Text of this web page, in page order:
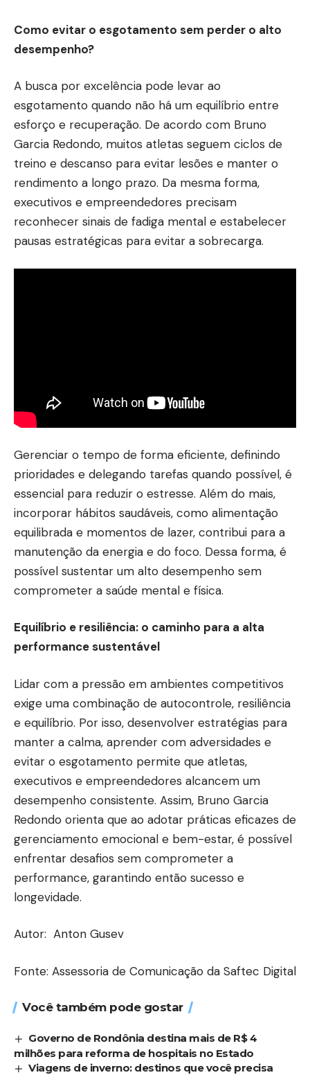
Como evitar o esgotamento sem perder o alto
desempenho?
A busca por excelência pode levar ao
esgotamento quando não há um equilíbrio entre
esforço e recuperação. De acordo com Bruno
Garcia Redondo, muitos atletas seguem ciclos de
treino e descanso para evitar lesões e manter o
rendimento a longo prazo. Da mesma forma,
executivos e empreendedores precisam
reconhecer sinais de fadiga mental e estabelecer
pausas estratégicas para evitar a sobrecarga.
Gerenciar o tempo de forma eficiente, definindo
prioridades e delegando tarefas quando possível, é
essencial para reduzir o estresse. Além do mais,
incorporar hábitos saudáveis, como alimentação
equilibrada e momentos de lazer, contribui para a
manutenção da energia e do foco. Dessa forma, é
possível sustentar um alto desempenho sem
comprometer a saúde mental e física.
Equilíbrio e resiliência: o caminho para a alta
performance sustentável
Lidar com a pressão em ambientes competitivos
exige uma combinação de autocontrole, resiliência
e equilíbrio. Por isso, desenvolver estratégias para
manter a calma, aprender com adversidades e
evitar o esgotamento permite que atletas,
executivos e empreendedores alcancem um
desempenho consistente. Assim, Bruno Garcia
Redondo orienta que ao adotar práticas eficazes de
gerenciamento emocional e bem-estar, é possível
enfrentar desafios sem comprometer a
performance, garantindo então sucesso e
longevidade.
Autor: Anton Gusev
Fonte: Assessoria de Comunicação da Saftec Digital
Você também pode gostar
Governo de Rondônia destina mais de R$ 4
milhões para reforma de hospitais no Estado
Viagens de inverno: destinos que você precisa